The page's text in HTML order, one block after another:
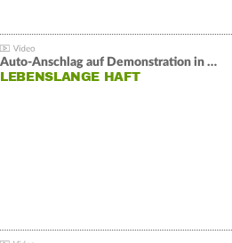
Auto-Anschlag auf Demonstration in München:
LEBENSLANGE HAFT